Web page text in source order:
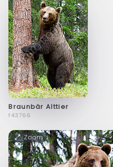
Braunbär Alttier
f43766
Zoom